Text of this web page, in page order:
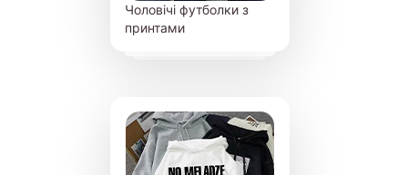
Чоловічі футболки з
принтами